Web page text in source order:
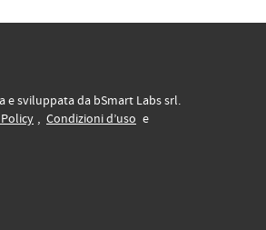
e sviluppata da bSmart Labs srl.
scheda)
(si apre in un’altra scheda)
, Condizioni d’uso (si apre in un’altra
e
scheda)